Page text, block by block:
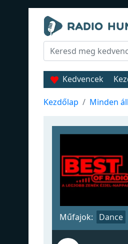
Kedvencek
Kezdőlap Minden
Műfajok: Dance